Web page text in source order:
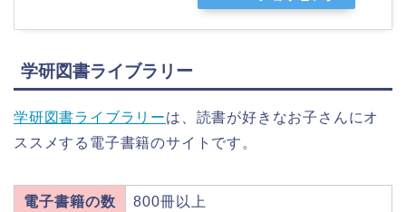
学研図書ライブラリー
学研図書ライブラリーは、読書が好きなお子さんにオ
ススメする電子書籍のサイトです。
電子書籍の数 800冊以上